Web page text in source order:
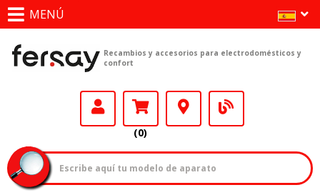
MENÚ
Recambios y accesorios para electrodomésticos y
confort
(0)